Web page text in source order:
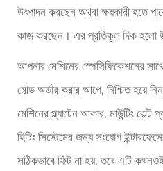
উৎপাদন করছেন অথবা ক্ষয়কারী হতে
কাজ করছেন। এর প্রতিকূল দিক হলো
আপনার মেশিনের স্পেসিফিকেশনের
মোল্ড অর্ডার করার আগে, নিশ্চিত হয়ে
মেশিনের প্ল্যাটেন আকার, মাউন্টিং
হিটিং সিস্টেমের জন্য সংযোগ
সঠিকভাবে ফিট না হয়, তবে এটি